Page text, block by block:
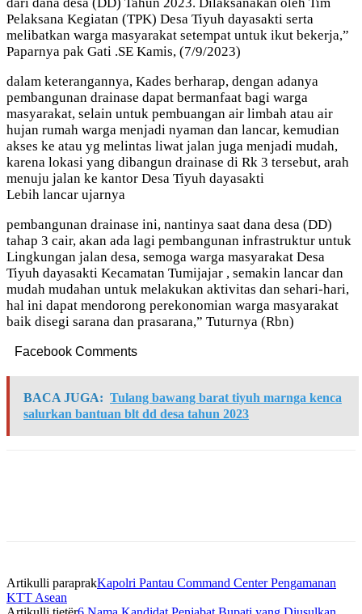
Pelaksana Kegiatan (TPK) Desa Tiyuh dayasakti serta
melibatkan warga masyarakat setempat untuk ikut bekerja,”
Paparnya pak Gati .SE Kamis, (7/9/2023)
dalam keterangannya, Kades berharap, dengan adanya
pembangunan drainase dapat bermanfaat bagi warga
masyarakat, selain untuk pembuangan air limbah atau air
hujan rumah warga menjadi nyaman dan lancar, kemudian
akses ke atau yg melintas liwat jalan juga menjadi mudah,
karena lokasi yang dibangun drainase di Rk 3 tersebut, arah
menuju jalan ke kantor Desa Tiyuh dayasakti
Lebih lancar ujarnya
pembangunan drainase ini, nantinya saat dana desa (DD)
tahap 3 cair, akan ada lagi pembangunan infrastruktur untuk
Lingkungan jalan desa, semoga warga masyarakat Desa
Tiyuh dayasakti Kecamatan Tumijajar , semakin lancar dan
mudah mudahan untuk melakukan aktivitas dan sehari-hari,
hal ini dapat mendorong perekonomian warga masyarakat
baik disegi sarana dan prasarana,” Tuturnya (Rbn)
Facebook Comments
BACA JUGA: Tulang bawang barat tiyuh marnga kenca
salurkan bantuan blt dd desa tahun 2023
Artikulli paraprakKapolri Pantau Command Center Pengamanan
KTT Asean